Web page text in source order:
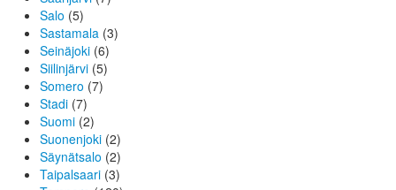
Salo (5)
Sastamala (3)
Seinäjoki (6)
Siilinjärvi (5)
Somero (7)
Stadi (7)
Suomi (2)
Suonenjoki (2)
Säynätsalo (2)
Taipalsaari (3)